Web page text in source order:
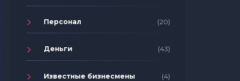
Персонал (20)
Деньги (43)
Известные бизнесмены (4)